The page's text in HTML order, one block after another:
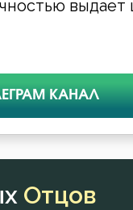
выдает
КАНАЛ
Отцов